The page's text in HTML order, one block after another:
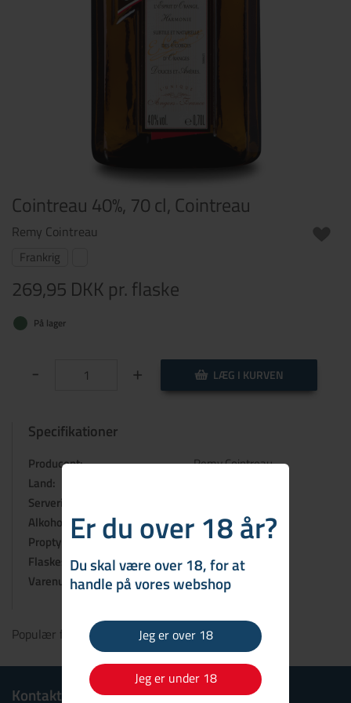
Er du over 18 år?
Du skal være over 18, for at
handle på vores webshop
Jeg er over 18
Jeg er under 18
Cointreau 40%, 70 cl, Cointreau
Remy Cointreau
Frankrig
269,95 DKK pr. flaske
På lager
- + LÆG I KURVEN
Specifikationer
Producent:
Remy Cointreau
Land:
Serveringsforslag:
Alkohol:
40%
Proptype:
Skruelåg
Flaskestørrelse:
70 cl
Varenummer:
25029409
Populær fransk appelsin likør
Kontakt